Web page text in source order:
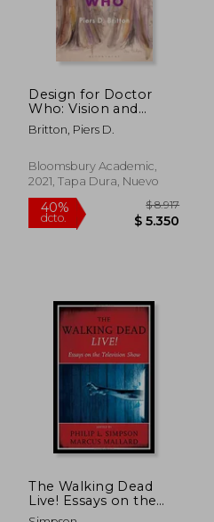
50%
Design for Doctor
Who: Vision and
Revision in Science
Fiction Television (en
Britton, Piers D.
Bloomsbury Academic,
2021, Tapa Dura, Nuevo
The Walking Dead
Live! Essays on the
Television Show (en